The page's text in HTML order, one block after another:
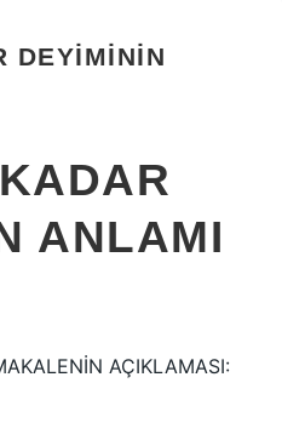
DEYIMININ
ANLAMI
AÇIKLAMASI: